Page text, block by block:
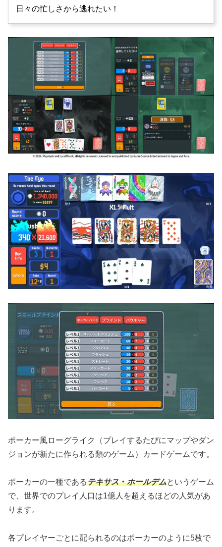
日々の忙しさから逃れたい！
ポーカー風ローグライク（プレイするたびにマップやダン
ジョンが新たに作られる類のゲーム）カードゲームです。
ポーカーの一種であるテキサス・ホールデムというゲーム
で、世界でのプレイ人口は1億人を超えるほどの人気があ
ります。
各プレイヤーごとに配られるのはポーカーのように5枚で